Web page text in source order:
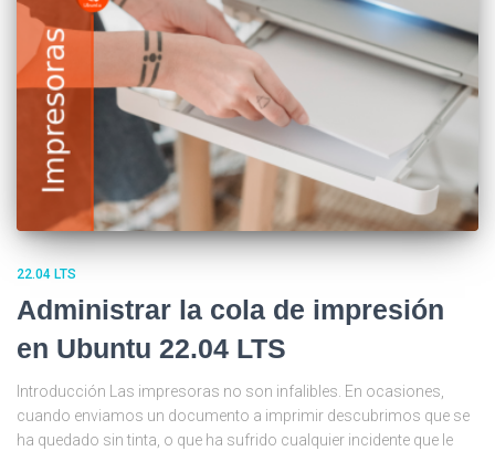
22.04 LTS
Administrar la cola de impresión
en Ubuntu 22.04 LTS
Introducción Las impresoras no son infalibles. En ocasiones,
cuando enviamos un documento a imprimir descubrimos que se
ha quedado sin tinta, o que ha sufrido cualquier incidente que le